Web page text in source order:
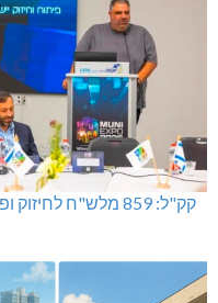
קק"ל: 859 מלש"ח לחיזוק ופיתוח הצפון